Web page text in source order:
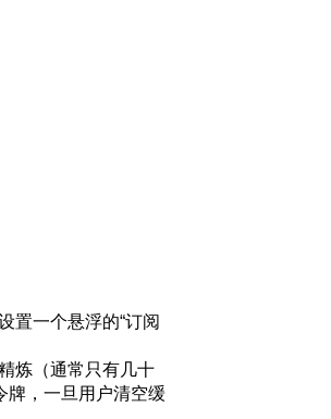
置一个悬浮的“订阅
炼（通常只有几十
牌，一旦用户清空缓